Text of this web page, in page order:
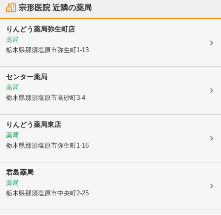
宗形医院近隣の薬局
りんどう薬局弥生町店
薬局
栃木県那須塩原市弥生町1-13
センター薬局
薬局
栃木県那須塩原市高砂町3-4
りんどう薬局東店
薬局
栃木県那須塩原市弥生町1-16
君島薬局
薬局
栃木県那須塩原市中央町2-25